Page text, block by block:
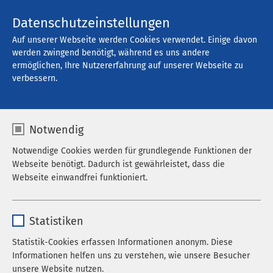
Offene Stellen
Filter
785 Stellenangebote gefunden
Datenschutzeinstellungen
Auf unserer Webseite werden Cookies verwendet. Einige davon
werden zwingend benötigt, während es uns andere
ermöglichen, Ihre Nutzererfahrung auf unserer Webseite zu
verbessern.
Notwendig
Notwendige Cookies werden für grundlegende Funktionen der
Webseite benötigt. Dadurch ist gewährleistet, dass die
Webseite einwandfrei funktioniert.
Laufzeit 278 Tage
Statistiken
Statistik-Cookies erfassen Informationen anonym. Diese
Informationen helfen uns zu verstehen, wie unsere Besucher
unsere Website nutzen.